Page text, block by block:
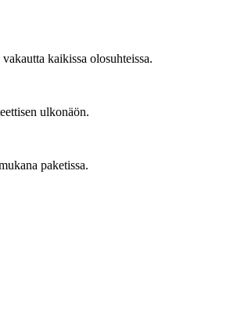
kaikissa olosuhteissa.
ulkonäön.
paketissa.